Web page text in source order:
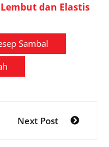
dan Elastis
Sambal
Next Post